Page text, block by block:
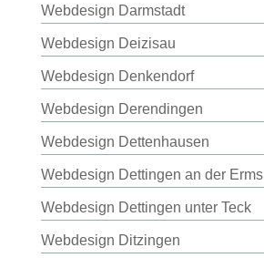
Webdesign Darmstadt
Webdesign Deizisau
Webdesign Denkendorf
Webdesign Derendingen
Webdesign Dettenhausen
Webdesign Dettingen an der Erms
Webdesign Dettingen unter Teck
Webdesign Ditzingen